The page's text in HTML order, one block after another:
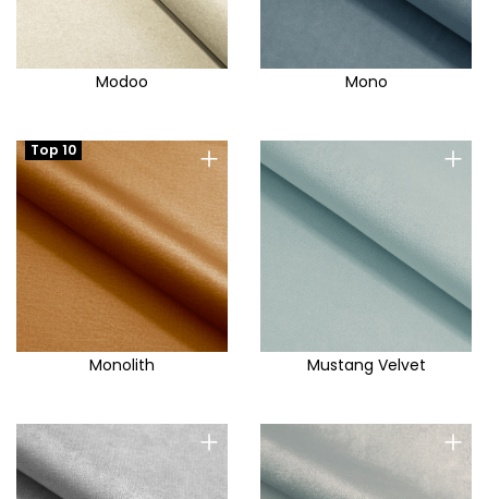
Modoo Mono
+
Top 10
Monolith
+
Mustang Velvet
+ +